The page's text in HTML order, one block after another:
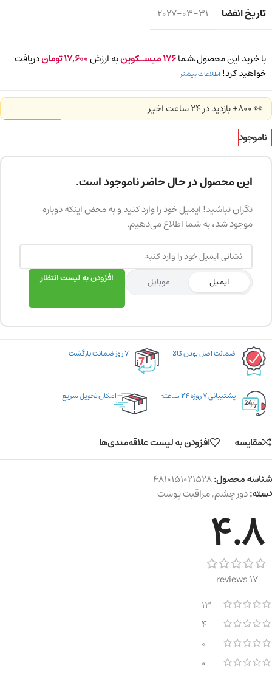
تاریخ انقضا 2027-03-31
با خرید این محصول،شما176میسـکوینبه ارزش17,600توماندریافت
خواهید کرد! اطلاعات بیشتر
👀 800+ بازدید در ۲۴ ساعت اخیر
ناموجود
این محصول در حال حاضر ناموجود است.
نگران نباشید! ایمیل خود را وارد کنید و به محض اینکه دوباره
موجود شد، به شما اطلاع می‌دهیم.
ایمیل موبایل افزودن به لیست انتظار
ضمانت اصل بودن کالا ۷ روز ضمانت بازگشت
پشتیبانی ۷ روزه ۲۴ ساعته امکان تحویل سریع
مقایسه افزودن به لیست علاقه‌مندی‌ها
شناسه محصول:4810151021528
دسته:دور چشم,مراقبت پوست
4.8
17 reviews
13
4
0
0